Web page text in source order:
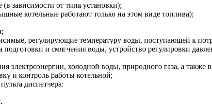
зависимости от типа установки);
котельные работают только на этом виде топлива);
регулирующие температуру воды, поступающей к
подготовки и смягчения воды, устройство регулировки
электроэнергии, холодной воды, природного газа, а также
и контроль работы котельной;
диспетчера: